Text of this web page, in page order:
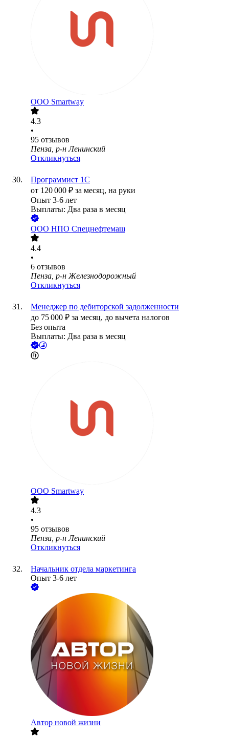
ООО Smartway
4.3
•
95 отзывов
Пенза, р-н Ленинский
Откликнуться
Программист 1С
от 120 000 ₽ за месяц, на руки
Опыт 3-6 лет
Выплаты: Два раза в месяц
ООО НПО Спецнефтемаш
4.4
•
6 отзывов
Пенза, р-н Железнодорожный
Откликнуться
Менеджер по дебиторской задолженности
до 75 000 ₽ за месяц, до вычета налогов
Без опыта
Выплаты: Два раза в месяц
ООО Smartway
4.3
•
95 отзывов
Пенза, р-н Ленинский
Откликнуться
Начальник отдела маркетинга
Опыт 3-6 лет
Автор новой жизни